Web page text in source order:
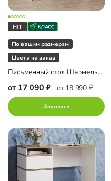
По вашим размерам
Цвета на заказ
Письменный стол Шармель-3 Лайф
от 17 090 от 18 990
Заказать